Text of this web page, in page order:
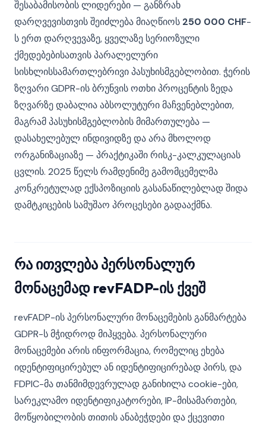
შესაბამისობის ლიდერები — განზრახ
დარღვევისთვის შეიძლება მიაღწიოს 250 000 CHF-
ს ერთ დარღვევაზე, ყველაზე სერიოზული
ქმედებებისათვის პარალელური
სისხლისსამართლებრივი პასუხისმგებლობით. ჭერის
ზღვარი GDPR-ის ბრუნვის ოთხი პროცენტის ზედა
ზღვარზე დაბალია აბსოლუტური მაჩვენებლებით,
მაგრამ პასუხისმგებლობის მიმართულება —
დასახელებულ ინდივიდზე და არა მხოლოდ
ორგანიზაციაზე — პრაქტიკაში რისკ-კალკულაციას
ცვლის. 2025 წელს რამდენიმე გამომცემელმა
კონკრეტულად ექსპოზიციის გასანაწილებლად შიდა
დამტკიცების სამუშაო პროცესები გადააქმნა.
რა ითვლება პერსონალურ
მონაცემად revFADP-ის ქვეშ
revFADP-ის პერსონალური მონაცემების განმარტება
GDPR-ს მჭიდროდ მიჰყვება. პერსონალური
მონაცემები არის ინფორმაცია, რომელიც ეხება
იდენტიფიცირებულ ან იდენტიფიცირებად პირს, და
FDPIC-მა თანმიმდევრულად განიხილა cookie-ები,
სარეკლამო იდენტიფიკატორები, IP-მისამართები,
მოწყობილობის თითის ანაბეჭდები და ქცევითი